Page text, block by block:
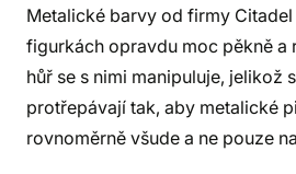
Metalické barvy od firmy
figurkách opravdu moc pěkně a
hůř se s nimi manipuluje, jelikož
protřepávají tak, aby metalické
rovnoměrně všude a ne pouze